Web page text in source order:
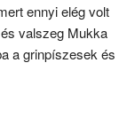
ennyi elég volt
valszeg Mukka
a grinpíszesek és